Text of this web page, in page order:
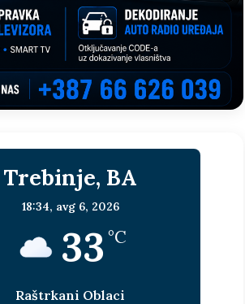
Trebinje, BA
18:34, avg 6, 2026
33 °C
Raštrkani Oblaci